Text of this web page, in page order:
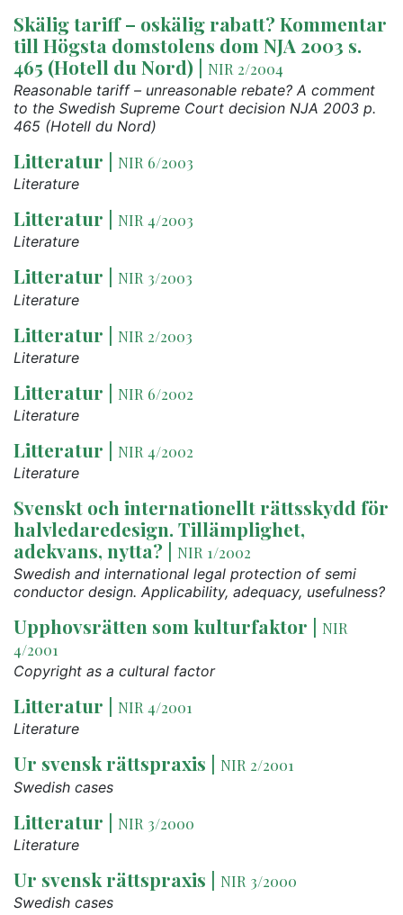
Skälig tariff – oskälig rabatt? Kommentar
till Högsta domstolens dom NJA 2003 s.
465 (Hotell du Nord) | NIR 2/2004
Reasonable tariff – unreasonable rebate? A comment
to the Swedish Supreme Court decision NJA 2003 p.
465 (Hotell du Nord)
Litteratur | NIR 6/2003
Literature
Litteratur | NIR 4/2003
Literature
Litteratur | NIR 3/2003
Literature
Litteratur | NIR 2/2003
Literature
Litteratur | NIR 6/2002
Literature
Litteratur | NIR 4/2002
Literature
Svenskt och internationellt rättsskydd för
halvledaredesign. Tillämplighet,
adekvans, nytta? | NIR 1/2002
Swedish and international legal protection of semi
conductor design. Applicability, adequacy, usefulness?
Upphovsrätten som kulturfaktor | NIR
4/2001
Copyright as a cultural factor
Litteratur | NIR 4/2001
Literature
Ur svensk rättspraxis | NIR 2/2001
Swedish cases
Litteratur | NIR 3/2000
Literature
Ur svensk rättspraxis | NIR 3/2000
Swedish cases